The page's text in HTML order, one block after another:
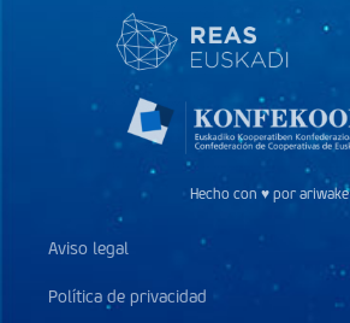
Hecho con ♥ por ariwake
Aviso legal
Política de privacidad